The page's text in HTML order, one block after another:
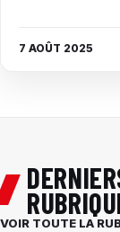
7 AOÛT 2025
VOIR TOUTE LA